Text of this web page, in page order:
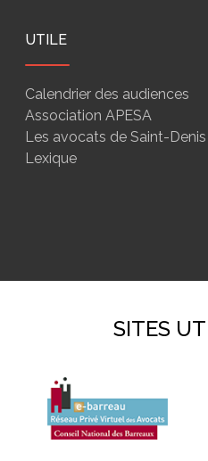
UTILE
Calendrier des audiences
Association APESA
Les avocats de Saint-Denis
Lexique
SITES